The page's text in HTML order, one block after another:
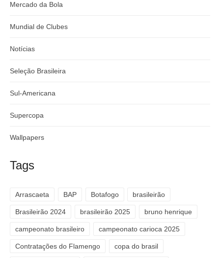
Mercado da Bola
Mundial de Clubes
Notícias
Seleção Brasileira
Sul-Americana
Supercopa
Wallpapers
Tags
Arrascaeta BAP Botafogo brasileirão
Brasileirão 2024 brasileirão 2025 bruno henrique
campeonato brasileiro campeonato carioca 2025
Contratações do Flamengo copa do brasil